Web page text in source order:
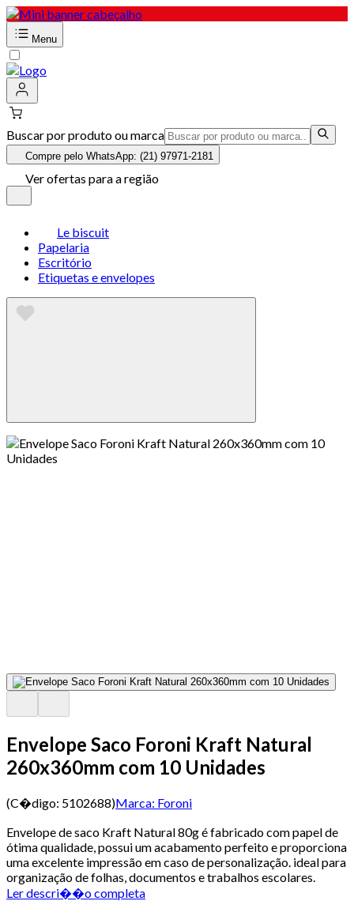
Menu
Buscar por produto ou marca
Compre pelo WhatsApp: (21) 97971-2181
Ver ofertas para a região
Le biscuit
Papelaria
Escritório
Etiquetas e envelopes
Envelope Saco Foroni Kraft Natural
260x360mm com 10 Unidades
(C�digo: 5102688)Marca: Foroni
Envelope de saco Kraft Natural 80g é fabricado com papel de
ótima qualidade, possui um acabamento perfeito e proporciona
uma excelente impressão em caso de personalização. ideal para
organização de folhas, documentos e trabalhos escolares.
Ler descri��o completa